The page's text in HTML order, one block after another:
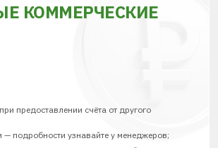
КОММЕРЧЕСКИЕ
предоставлении счёта от другого
— подробности узнавайте у менеджеров;